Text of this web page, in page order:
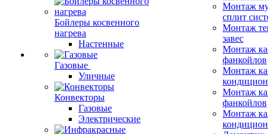
Бойлеры косвенного
нагрева
Настенные
Газовые
Уличные
Конвекторы
Газовые
Электрические
Монтаж
сплит
Монтаж
завес
Монтаж
фанкойлов
Монтаж
Монтаж
фанкойлов
Монтаж